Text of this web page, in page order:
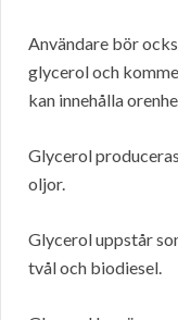
Användare bör
glycerol och
kan innehålla
Glycerol
oljor.
Glycerol uppstår
tvål och biodiesel.